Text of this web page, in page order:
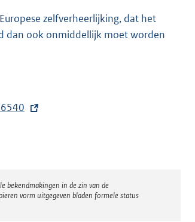
zelfverheerlijking, dat het
dan ook onmiddellijk moet worden
bekendmakingen in de zin van de
vorm uitgegeven bladen formele status